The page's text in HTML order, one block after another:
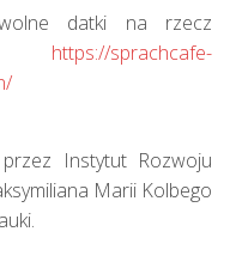
datki na rzecz
https://sprachcafe-
Instytut Rozwoju
Marii Kolbego